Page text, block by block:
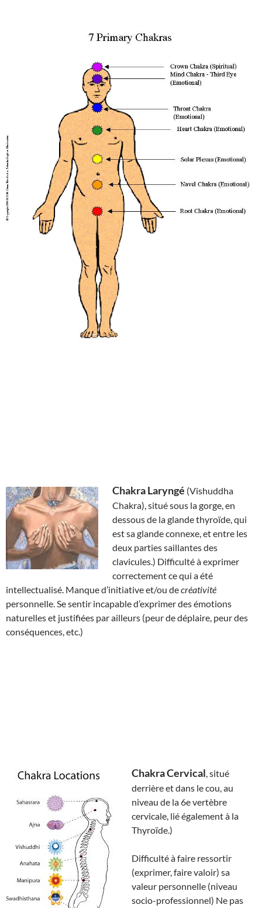
Chakra Laryngé (Vishuddha
Chakra), situé sous la gorge, en
dessous de la glande thyroïde, qui
est sa glande connexe, et entre les
deux parties saillantes des
clavicules.) Difficulté à exprimer
correctement ce qui a été
intellectualisé. Manque d’initiative et/ou decréativité
personnelle. Se sentir incapable d’exprimer des émotions
naturelles et justifiées par ailleurs (peur de déplaire, peur des
conséquences, etc.)
Chakra Cervical, situé
derrière et dans le cou, au
niveau de la 6e vertèbre
cervicale, lié également à la
Thyroïde.)
Difficulté à faire ressortir
(exprimer, faire valoir) sa
valeur personnelle (niveau
socio-professionnel) Ne pas